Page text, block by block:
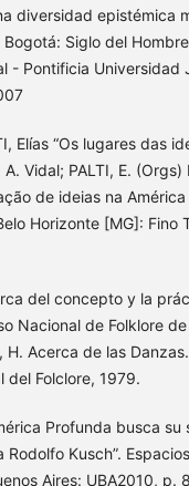
diversidad epistémica
Siglo del
- Pontificia Universidad
Elías “Os lugares das
A. Vidal; PALTI, E. (Orgs)
de ideias na
Horizonte [MG]: Fino
del concepto y la
Nacional de Folklore
H. Acerca de las
del Folclore, 1979.
Profunda busca su
Rodolfo Kusch”.
Aires: UBA2010, p.